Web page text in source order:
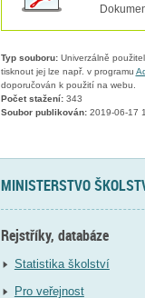
Typ souboru:Univerzálně
tisknout jej lze např. v programu
doporučován k použití na webu.
Počet stažení:343
Soubor publikován:2019-06-17
MINISTERSTVO
Rejstříky, databáze
Statistika školství
Pro veřejnost